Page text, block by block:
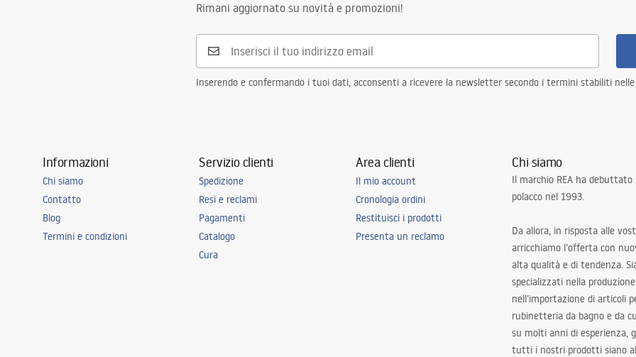
Rimani aggiornato su novità e promozioni!
Inserendo e confermando i tuoi dati, acconsenti a ricevere la newsletter secondo i termini stabiliti
Informazioni
Chi siamo
Contatto
Blog
Termini e condizioni
Servizio clienti
Spedizione
Resi e reclami
Pagamenti
Catalogo
Cura
Area clienti
Il mio account
Cronologia ordini
Restituisci i prodotti
Presenta un reclamo
Chi siamo
Il marchio REA ha
polacco nel 1993.
Da allora, in risposta alle
arricchiamo l’offerta con
alta qualità e di tendenza.
specializzati nella
nell’importazione di articoli
rubinetteria da bagno e da
su molti anni di esperienza,
tutti i nostri prodotti siano